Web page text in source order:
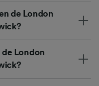
de London
de London